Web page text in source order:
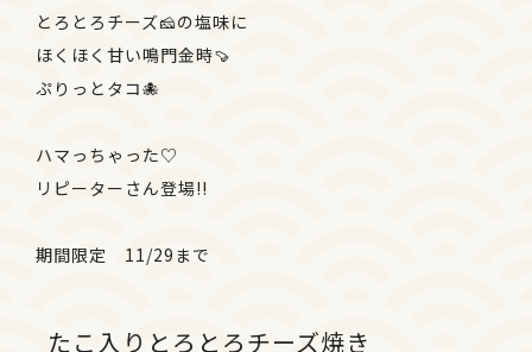
とろとろチーズ🧀の塩味に
ほくほく甘い鳴門金時🍠
ぷりっとタコ🐙
ハマっちゃった♡
リピーターさん登場!!
期間限定 11/29まで
たこ入りとろとろチーズ焼き